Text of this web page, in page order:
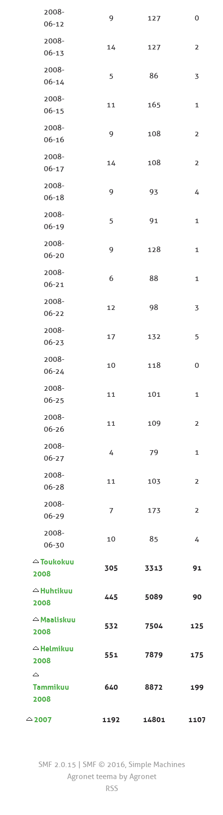
2008-
06-12
9 127 0
2008-
06-13
14 127 2
2008-
06-14
5 86 3
2008-
06-15
11 165 1
2008-
06-16
9 108 2
2008-
06-17
14 108 2
2008-
06-18
9 93 4
2008-
06-19
5 91 1
2008-
06-20
9 128 1
2008-
06-21
6 88 1
2008-
06-22
12 98 3
2008-
06-23
17 132 5
2008-
06-24
10 118 0
2008-
06-25
11 101 1
2008-
06-26
11 109 2
2008-
06-27
4 79 1
2008-
06-28
11 103 2
2008-
06-29
7 173 2
2008-
06-30
10 85 4
Toukokuu
2008
305 3313 91
Huhtikuu
2008
445 5089 90
Maaliskuu
2008
532 7504 125
Helmikuu
2008
551 7879 175
Tammikuu
2008
640 8872 199
2007 1192 14801 1107
SMF 2.0.15 | SMF © 2016, Simple Machines
Agronet teema by Agronet
RSS